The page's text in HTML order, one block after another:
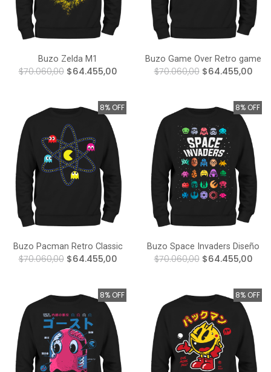
Buzo Zelda M1
$70.060,00$64.455,00
Buzo Game Over Retro game
$70.060,00$64.455,00
8% OFF
Buzo Pacman Retro Classic
$70.060,00$64.455,00
8% OFF
Buzo Space Invaders Diseño
$70.060,00$64.455,00
8% OFF 8% OFF